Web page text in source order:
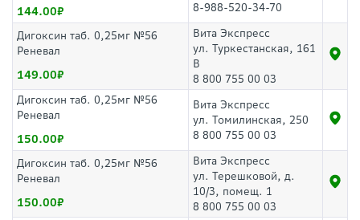
144.00
8-988-520-34-70
Дигоксин таб. 0,25мг №56
Реневал
149.00
Вита Экспресс
ул. Туркестанская, 161
В
8 800 755 00 03
Дигоксин таб. 0,25мг №56
Реневал
150.00
Вита Экспресс
ул. Томилинская, 250
8 800 755 00 03
Дигоксин таб. 0,25мг №56
Реневал
150.00
Вита Экспресс
ул. Терешковой, д.
10/3, помещ. 1
8 800 755 00 03